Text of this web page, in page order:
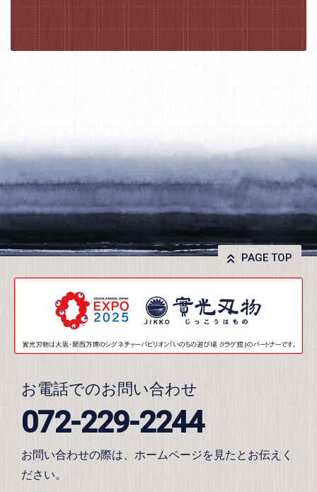
PAGE TOP
お電話でのお問い合わせ
072-229-2244
お問い合わせの際は、ホームページを見たとお伝えく
ださい。